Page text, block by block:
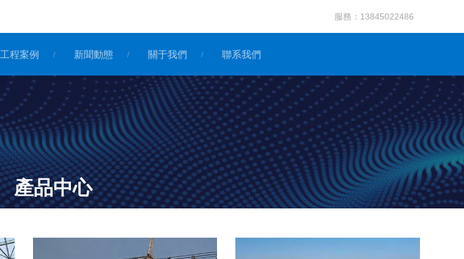
服務： 13845022486
工程案例 / 新聞動態 / 關于我們 / 聯系我們
產品中心